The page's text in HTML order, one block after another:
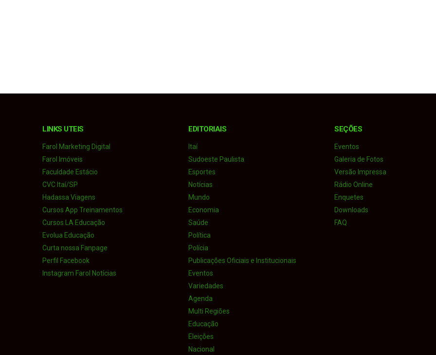
LINKS UTEIS
Farol Marketing Digital
Farol Imóveis
Faculdade Estácio
CVC Itaí/SP
Hadassa Viagens
Cursos App Treinamentos
Cursos LA Educação
Evolua Educação
Curta nossa Fanpage
Perfil Facebook
Instagram Farol Notícias
EDITORIAIS
Itaí
Sudoeste Paulista
Esportes
Notícias
Mundo
Economia
Saúde
Política
Polícia
Publicações Oficiais e Institucionais
Eventos
Variedades
Agenda
Multi Regiões
Educação
Eleições
Nacional
SEÇÕES
Eventos
Galeria de Fotos
Versão Impressa
Rádio Online
Enquetes
Downloads
FAQ